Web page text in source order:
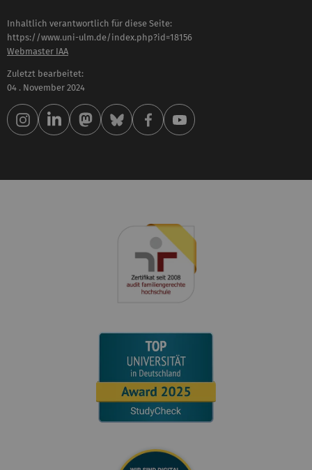
Inhaltlich verantwortlich für diese Seite:
https://www.uni-ulm.de/index.php?id=18156
Webmaster IAA
Zuletzt bearbeitet:
04 . November 2024